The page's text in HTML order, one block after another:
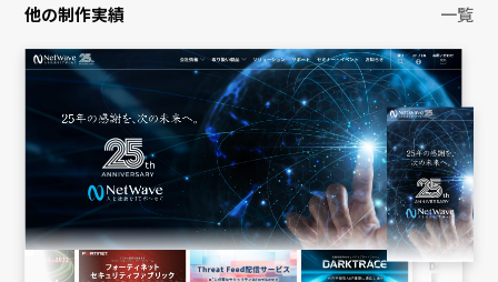
他の制作実績 一覧